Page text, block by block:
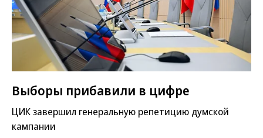
Выборы прибавили в цифре
ЦИК завершил генеральную репетицию думской
кампании